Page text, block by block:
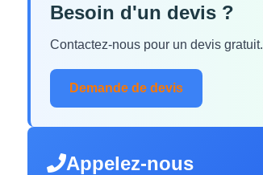
Besoin d'un devis ?
Contactez-nous pour un devis gratuit.
Demande de devis
Appelez-nous